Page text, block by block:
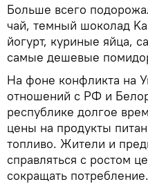
Больше всего
чай, темный шоколад
йогурт, куриные яйца,
самые дешевые
На фоне конфликта на
отношений с РФ и
республике долгое
цены на продукты
топливо. Жители и
справляться с ростом
сокращать потребление.